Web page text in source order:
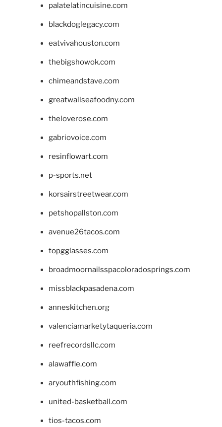
palatelatincuisine.com
blackdoglegacy.com
eatvivahouston.com
thebigshowok.com
chimeandstave.com
greatwallseafoodny.com
theloverose.com
gabriovoice.com
resinflowart.com
p-sports.net
korsairstreetwear.com
petshopallston.com
avenue26tacos.com
topgglasses.com
broadmoornailsspacoloradosprings.com
missblackpasadena.com
anneskitchen.org
valenciamarketytaqueria.com
reefrecordsllc.com
alawaffle.com
aryouthfishing.com
united-basketball.com
tios-tacos.com